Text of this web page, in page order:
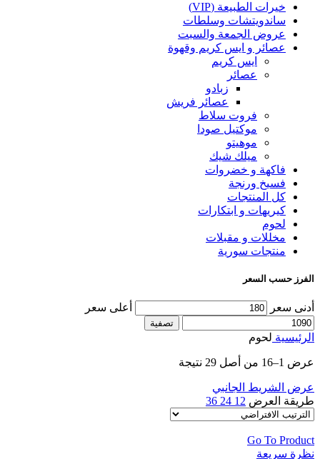
خيرات الطبيعة (VIP)
ساندويتشات وسلطات
عروض الجمعة والسبت
عصائر و ايس كريم وقهوة
ايس كريم
عصائر
زبادو
عصائر فريش
فروت سلاط
موكتيل صودا
موهيتو
ميلك شيك
فاكهة و خضروات
فسيخ ورنجة
كل المنتجات
كيريهات و ابتكارات
لحوم
مخللات و مقبلات
منتجات سورية
الفرز حسب السعر
أدنى سعر أعلى سعر
تصفية
الرئيسية لحوم
عرض 1–16 من أصل 29 نتيجة
عرض الشريط الجانبي
طريقة العرض 12
24
36
Go To Product
نظرة سريعة